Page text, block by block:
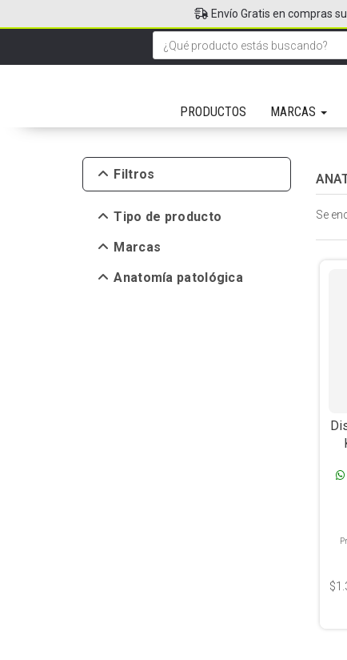
PRODUCTOS MARCAS
Envío Gratis en compras
Filtros
Tipo de producto
Marcas
Anatomía patológica
Se